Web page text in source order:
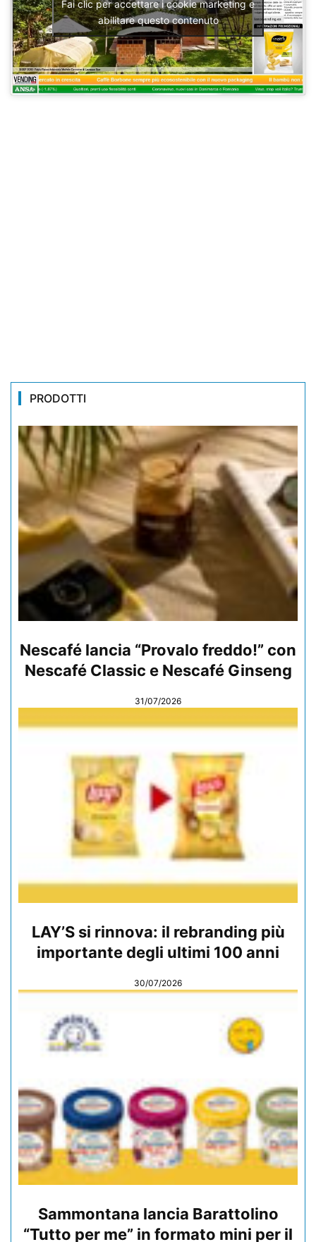
Fai clic per accettare i cookie marketing e
abilitare questo contenuto
PRODOTTI
Nescafé lancia “Provalo freddo!” con
Nescafé Classic e Nescafé Ginseng
31/07/2026
LAY’S si rinnova: il rebranding più
importante degli ultimi 100 anni
30/07/2026
Sammontana lancia Barattolino
“Tutto per me” in formato mini per il